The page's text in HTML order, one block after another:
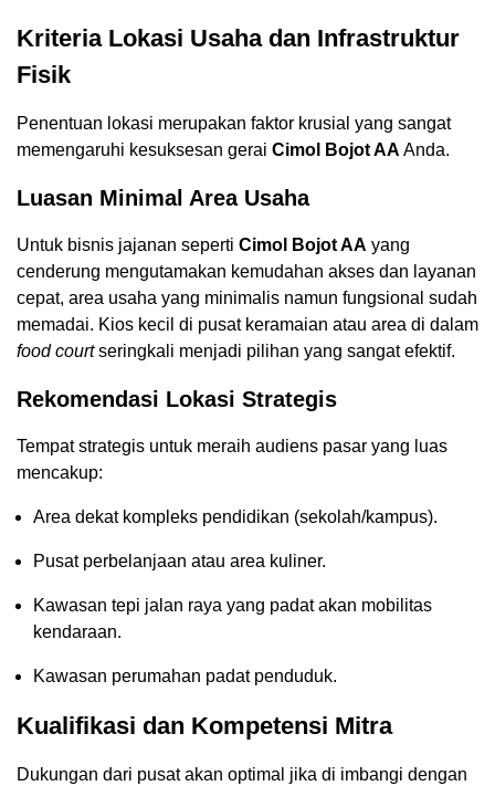
Kriteria Lokasi Usaha dan Infrastruktur
Fisik
Penentuan lokasi merupakan faktor krusial yang sangat
memengaruhi kesuksesan gerai Cimol Bojot AA Anda.
Luasan Minimal Area Usaha
Untuk bisnis jajanan seperti Cimol Bojot AA yang
cenderung mengutamakan kemudahan akses dan layanan
cepat, area usaha yang minimalis namun fungsional sudah
memadai. Kios kecil di pusat keramaian atau area di dalam
food courtseringkali menjadi pilihan yang sangat efektif.
Rekomendasi Lokasi Strategis
Tempat strategis untuk meraih audiens pasar yang luas
mencakup:
Area dekat kompleks pendidikan (sekolah/kampus).
Pusat perbelanjaan atau area kuliner.
Kawasan tepi jalan raya yang padat akan mobilitas
kendaraan.
Kawasan perumahan padat penduduk.
Kualifikasi dan Kompetensi Mitra
Dukungan dari pusat akan optimal jika di imbangi dengan